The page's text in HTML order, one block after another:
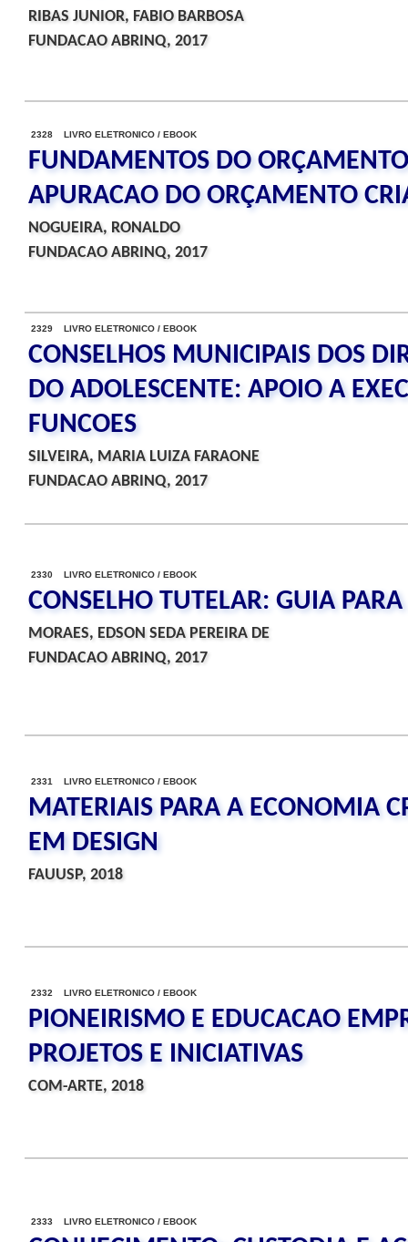
RIBAS JUNIOR, FABIO BARBOSA
FUNDACAO ABRINQ, 2017
2328 LIVRO ELETRONICO / EBOOK
FUNDAMENTOS DO
APURACAO DO ORÇAMENTO
NOGUEIRA, RONALDO
FUNDACAO ABRINQ, 2017
2329 LIVRO ELETRONICO / EBOOK
CONSELHOS MUNICIPAIS DOS
DO ADOLESCENTE: APOIO A
FUNCOES
SILVEIRA, MARIA LUIZA FARAONE
FUNDACAO ABRINQ, 2017
2330 LIVRO ELETRONICO / EBOOK
CONSELHO TUTELAR: GUIA
MORAES, EDSON SEDA PEREIRA DE
FUNDACAO ABRINQ, 2017
2331 LIVRO ELETRONICO / EBOOK
MATERIAIS PARA A ECONOMIA
EM DESIGN
FAUUSP, 2018
2332 LIVRO ELETRONICO / EBOOK
PIONEIRISMO E EDUCACAO
PROJETOS E INICIATIVAS
COM-ARTE, 2018
2333 LIVRO ELETRONICO / EBOOK